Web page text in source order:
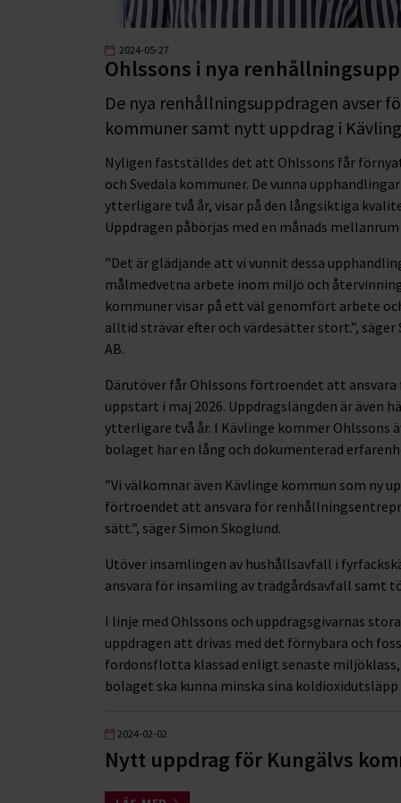
2024-05-27
Ohlssons i nya
De nya renhållningsuppdragen avser
kommuner samt nytt uppdrag i
Nyligen fastställdes det att Ohlssons får
och Svedala kommuner. De vunna
ytterligare två år, visar på den långsiktiga
Uppdragen påbörjas med en månads
”Det är glädjande att vi vunnit dessa
målmedvetna arbete inom miljö och
kommuner visar på ett väl genomfört arbete
alltid strävar efter och värdesätter stort.”,
AB.
Därutöver får Ohlssons förtroendet att
uppstart i maj 2026. Uppdragslängden är även
ytterligare två år. I Kävlinge kommer
bolaget har en lång och dokumenterad
”Vi välkomnar även Kävlinge kommun som ny
förtroendet att ansvara för
sätt.”, säger Simon Skoglund.
Utöver insamlingen av hushållsavfall i
ansvara för insamling av trädgårdsavfall samt
I linje med Ohlssons och uppdragsgivarnas
uppdragen att drivas med det förnybara och
fordonsflotta klassad enligt senaste
bolaget ska kunna minska sina
2024-02-02
Nytt uppdrag för Kungälvs